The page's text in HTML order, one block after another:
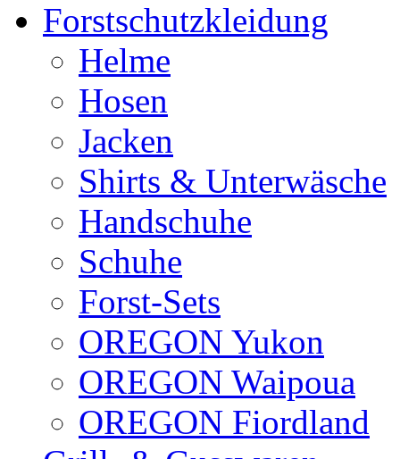
Forstschutzkleidung
Helme
Hosen
Jacken
Shirts & Unterwäsche
Handschuhe
Schuhe
Forst-Sets
OREGON Yukon
OREGON Waipoua
OREGON Fiordland